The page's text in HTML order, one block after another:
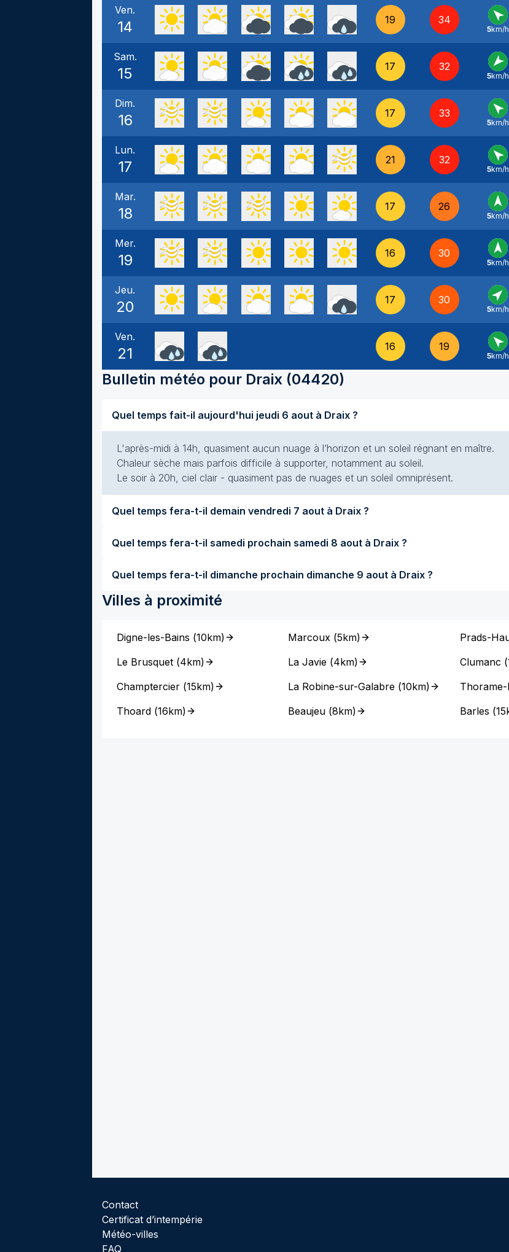
Ven.
14 19 34
SE -
5km/h
Sam.
15 17 32
NE
5km/h
Dim.
16 17 33
SE -
5km/h
Lun.
17 21 32
SE -
5km/h
Mar.
18 17 26
S -
5km/h
Mer.
19 16 30
S -
5km/h
Jeu.
20 17 30
SO
5km/h
Ven.
21 16 19
SE -
5km/h
Bulletin météo pour Draix (04420)
Quel temps fait-il aujourd'hui jeudi 6 aout à Draix ?
L'après-midi à 14h, quasiment aucun nuage à l’horizon et un soleil régnant en maître.
Chaleur sèche mais parfois difficile à supporter, notamment au soleil.
Le soir à 20h, ciel clair - quasiment pas de nuages et un soleil omniprésent.
Quel temps fera-t-il demain vendredi 7 aout à Draix ?
Quel temps fera-t-il samedi prochain samedi 8 aout à Draix ?
Quel temps fera-t-il dimanche prochain dimanche 9 aout à Draix ?
Villes à proximité
Digne-les-Bains (10km)
Le Brusquet (4km)
Champtercier (15km)
Thoard (16km)
Marcoux (5km)
La Javie (4km)
La Robine-sur-Galabre (10km)
Beaujeu (8km)
Prads-
Clumanc (
Thorame-
Barles (
Contact
Certificat d’intempérie
Météo-villes
FAQ